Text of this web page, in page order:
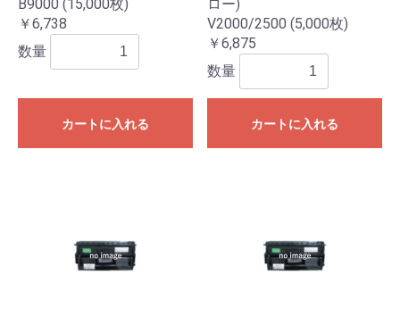
B9000 (15,000枚)
￥6,738
数量
カートに入れる
ロー)
V2000/2500 (5,000枚)
￥6,875
数量
カートに入れる